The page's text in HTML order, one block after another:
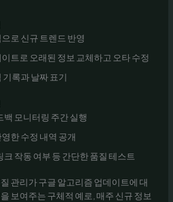
로 신규 트렌드 반영
트로 오래된 정보 교체하고 오타 수정
기록과 날짜 표기
모니터링 주간 실행
한 수정 내역 공개
크 작동 여부 등 간단한 품질 테스트
관리가 구글 알고리즘 업데이트에 대
보여주는 구체적 예로, 매주 신규 정보